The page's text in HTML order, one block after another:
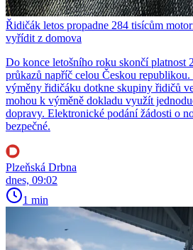
Řidičák letos propadne 284 tisícům
vyřídit z domova
Do konce letošního roku skončí platnost
průkazů napříč celou Českou
výměny řidičáku dotkne skupiny řidičů
mohou k výměně dokladu využít
dopravy. Elektronické podání žádosti o
bezpečné.
Plzeňská Drbna
dnes, 09:02
1 min